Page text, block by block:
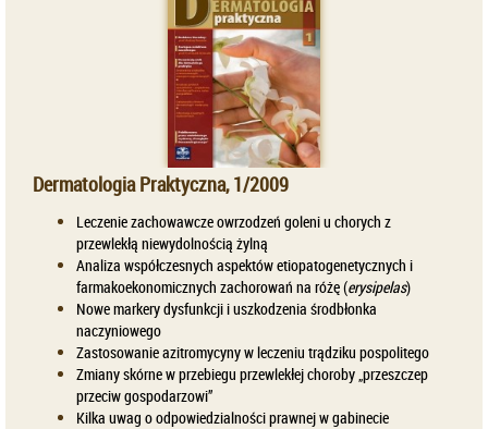
Dermatologia Praktyczna, 1/2009
Leczenie zachowawcze owrzodzeń goleni u chorych z
przewlekłą niewydolnością żylną
Analiza współczesnych aspektów etiopatogenetycznych i
farmakoekonomicznych zachorowań na różę (erysipelas)
Nowe markery dysfunkcji i uszkodzenia środbłonka
naczyniowego
Zastosowanie azitromycyny w leczeniu trądziku pospolitego
Zmiany skórne w przebiegu przewlekłej choroby „przeszczep
przeciw gospodarzowi”
Kilka uwag o odpowiedzialności prawnej w gabinecie